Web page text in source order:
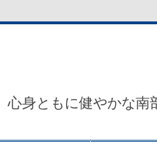
身ともに健やかな